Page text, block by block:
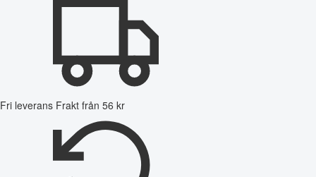
Fri leverans Frakt från 56 kr